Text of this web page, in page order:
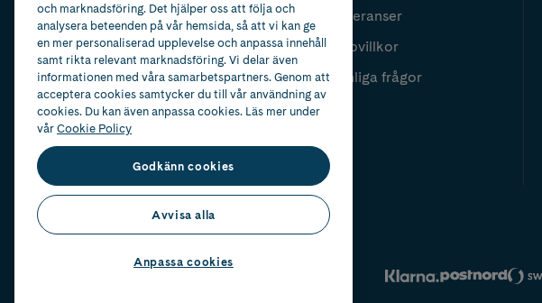
Leveranser
Köpvillkor
Vanliga frågor
och marknadsföring. Det hjälper oss att följa och
analysera beteenden på vår hemsida, så att vi kan ge
en mer personaliserad upplevelse och anpassa innehåll
samt rikta relevant marknadsföring. Vi delar även
informationen med våra samarbetspartners. Genom att
acceptera cookies samtycker du till vår användning av
cookies. Du kan även anpassa cookies. Läs mer under
vårCookie Policy
Godkänn cookies
Avvisa alla
Anpassa cookies